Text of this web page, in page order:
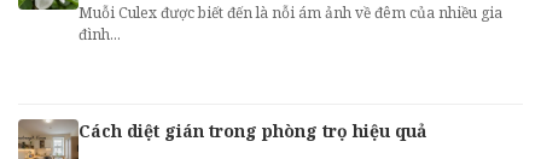
Muỗi Culex được biết đến là nỗi ám ảnh về đêm của nhiều gia
đình...
Cách diệt gián trong phòng trọ hiệu quả